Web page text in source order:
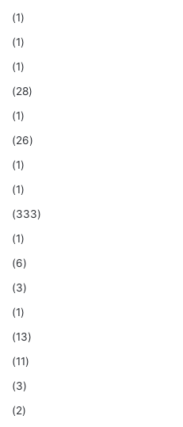
(1)
(1)
(1)
(28)
(1)
(26)
(1)
(1)
(333)
(1)
(6)
(3)
(1)
(13)
(11)
(3)
(2)